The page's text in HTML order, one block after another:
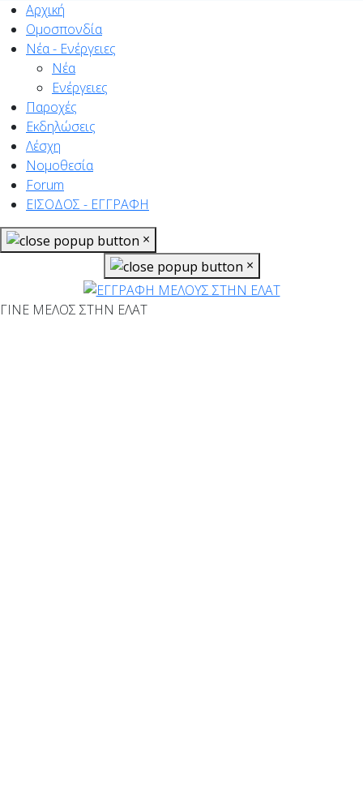
Αρχική
Ομοσπονδία
Νέα - Ενέργειες
Νέα
Ενέργειες
Παροχές
Εκδηλώσεις
Λέσχη
Νομοθεσία
Forum
ΕΙΣΟΔΟΣ - ΕΓΓΡΑΦΗ
×
×
ΓΙΝΕ ΜΕΛΟΣ ΣΤΗΝ ΕΛΑΤ